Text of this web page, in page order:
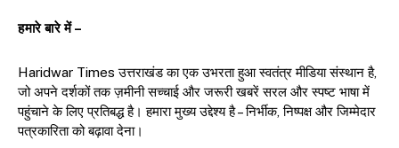
हमारे बारे में –
Haridwar Times उत्तराखंड का एक उभरता हुआ स्वतंत्र मीडिया संस्थान है,
जो अपने दर्शकों तक ज़मीनी सच्चाई और जरूरी खबरें सरल और स्पष्ट भाषा में
पहुंचाने के लिए प्रतिबद्ध है। हमारा मुख्य उद्देश्य है – निर्भीक, निष्पक्ष और जिम्मेदार
पत्रकारिता को बढ़ावा देना।